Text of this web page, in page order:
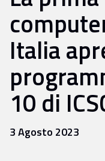
Italia
10 di
3 Agosto 2023